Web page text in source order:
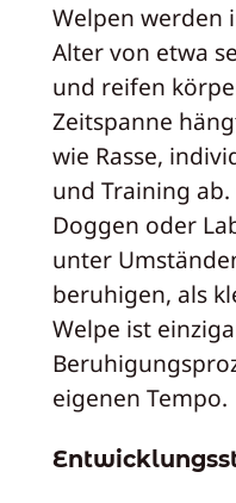
Welpen werden
Alter von etwa
und reifen
Zeitspanne
wie Rasse,
und Training ab.
Doggen oder
unter
beruhigen, als
Welpe ist
eigenen Tempo.